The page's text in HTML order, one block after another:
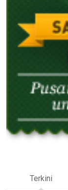
Terkini